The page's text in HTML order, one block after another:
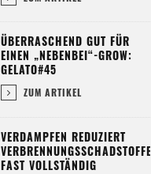
ÜBERRASCHEND GUT FÜR
EINEN „NEBENBEI“-GROW:
GELATO#45
ZUM ARTIKEL
VERDAMPFEN REDUZIERT
VERBRENNUNGSSCHADSTOFFE
FAST VOLLSTÄNDIG